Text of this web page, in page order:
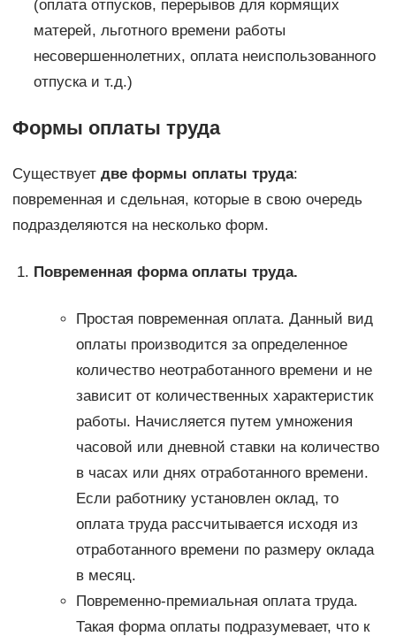
(оплата отпусков, перерывов для кормящих
матерей, льготного времени работы
несовершеннолетних, оплата неиспользованного
отпуска и т.д.)
Формы оплаты труда
Существует две формы оплаты труда:
повременная и сдельная, которые в свою очередь
подразделяются на несколько форм.
Повременная форма оплаты труда.
Простая повременная оплата. Данный вид
оплаты производится за определенное
количество неотработанного времени и не
зависит от количественных характеристик
работы. Начисляется путем умножения
часовой или дневной ставки на количество
в часах или днях отработанного времени.
Если работнику установлен оклад, то
оплата труда рассчитывается исходя из
отработанного времени по размеру оклада
в месяц.
Повременно-премиальная оплата труда.
Такая форма оплаты подразумевает, что к